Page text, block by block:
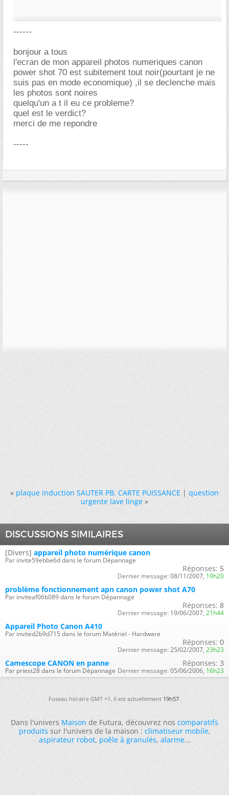
------
bonjour a tous
l'ecran de mon appareil photos numeriques canon
power shot 70 est subitement tout noir(pourtant je ne
suis pas en mode economique) ,il se declenche mais
les photos sont noires
quelqu'un a t il eu ce probleme?
quel est le verdict?
merci de me repondre
-----
« plaque induction SAUTER PB. CARTE PUISSANCE|question
urgente lave linge »
DISCUSSIONS SIMILAIRES
[Divers] appareil photo numérique canon
Par invite59ebbe6d dans le forum Dépannage
Réponses: 5
Dernier message: 08/11/2007, 19h20
problème fonctionnement apn canon power shot A70
Par inviteaf06b089 dans le forum Dépannage
Réponses: 8
Dernier message: 19/06/2007, 21h44
Appareil Photo Canon A410
Par invited2b9d715 dans le forum Matériel - Hardware
Réponses: 0
Dernier message: 25/02/2007, 23h23
Camescope CANON en panne
Par priest28 dans le forum Dépannage
Réponses: 3
Dernier message: 05/06/2006, 16h23
Fuseau horaire GMT +1. Il est actuellement19h57.
Dans l'universMaisonde Futura, découvrez noscomparatifs
produitssur l'univers de la maison :climatiseur mobile,
aspirateur robot,poêle à granulés,alarme...